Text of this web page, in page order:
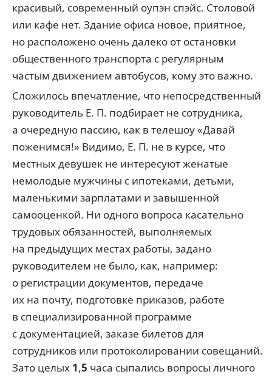
красивый, современный оупэн спэйс. Столовой
или кафе нет. Здание офиса новое, приятное,
но расположено очень далеко от остановки
общественного транспорта с регулярным
частым движением автобусов, кому это важно.
Сложилось впечатление, что непосредственный
руководитель Е. П. подбирает не сотрудника,
а очередную пассию, как в телешоу «Давай
поженимся!» Видимо, Е. П. не в курсе, что
местных девушек не интересуют женатые
немолодые мужчины с ипотеками, детьми,
маленькими зарплатами и завышенной
самооценкой. Ни одного вопроса касательно
трудовых обязанностей, выполняемых
на предыдущих местах работы, задано
руководителем не было, как, например:
о регистрации документов, передаче
их на почту, подготовке приказов, работе
в специализированной программе
с документацией, заказе билетов для
сотрудников или протоколировании совещаний.
Зато целых 1,5 часа сыпались вопросы личного